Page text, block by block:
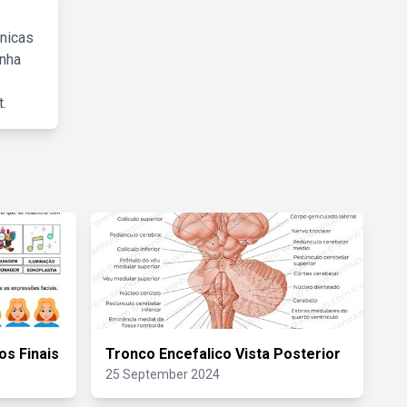
Finais Tronco Encefalico Vista Posterior
25 September 2024